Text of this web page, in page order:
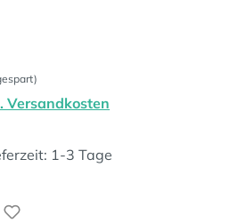
Versandkosten
1-3 Tage